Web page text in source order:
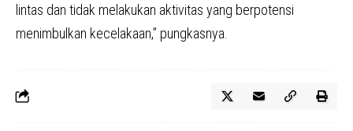
lintas dan tidak melakukan aktivitas yang berpotensi
menimbulkan kecelakaan,” pungkasnya.